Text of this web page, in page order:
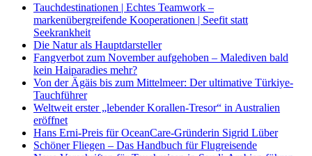
Tauchdestinationen | Echtes Teamwork –
markenübergreifende Kooperationen | Seefit statt
Seekrankheit
Die Natur als Hauptdarsteller
Fangverbot zum November aufgehoben – Malediven bald
kein Haiparadies mehr?
Von der Ägäis bis zum Mittelmeer: Der ultimative Türkiye-
Tauchführer
Weltweit erster „lebender Korallen-Tresor“ in Australien
eröffnet
Hans Erni-Preis für OceanCare-Gründerin Sigrid Lüber
Schöner Fliegen – Das Handbuch für Flugreisende